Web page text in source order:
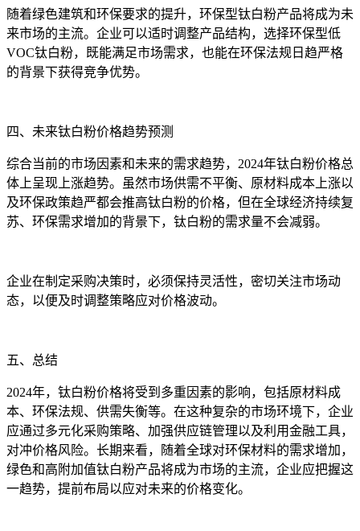
随着绿色建筑和环保要求的提升，环保型钛白粉产品将成为未
来市场的主流。企业可以适时调整产品结构，选择环保型低
VOC钛白粉，既能满足市场需求，也能在环保法规日趋严格
的背景下获得竞争优势。
四、未来钛白粉价格趋势预测
综合当前的市场因素和未来的需求趋势，2024年钛白粉价格总
体上呈现上涨趋势。虽然市场供需不平衡、原材料成本上涨以
及环保政策趋严都会推高钛白粉的价格，但在全球经济持续复
苏、环保需求增加的背景下，钛白粉的需求量不会减弱。
企业在制定采购决策时，必须保持灵活性，密切关注市场动
态，以便及时调整策略应对价格波动。
五、总结
2024年，钛白粉价格将受到多重因素的影响，包括原材料成
本、环保法规、供需失衡等。在这种复杂的市场环境下，企业
应通过多元化采购策略、加强供应链管理以及利用金融工具，
对冲价格风险。长期来看，随着全球对环保材料的需求增加，
绿色和高附加值钛白粉产品将成为市场的主流，企业应把握这
一趋势，提前布局以应对未来的价格变化。